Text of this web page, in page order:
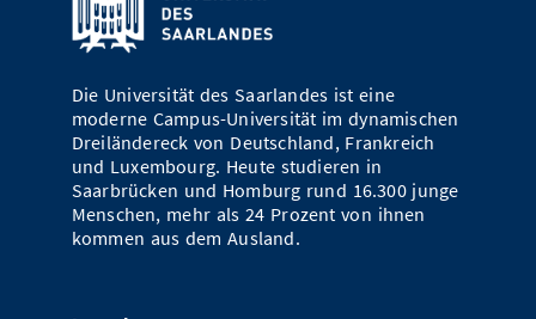
Die Universität des Saarlandes ist eine
moderne Campus-Universität im dynamischen
Dreiländereck von Deutschland, Frankreich
und Luxembourg. Heute studieren in
Saarbrücken und Homburg rund 16.300 junge
Menschen, mehr als 24 Prozent von ihnen
kommen aus dem Ausland.